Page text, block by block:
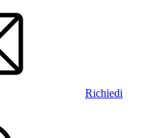
Richiedi